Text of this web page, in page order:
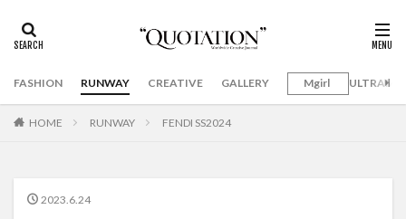
FASHION RUNWAY CREATIVE GALLERY Mgirl
HOME RUNWAY FENDI SS2024
2023.6.24